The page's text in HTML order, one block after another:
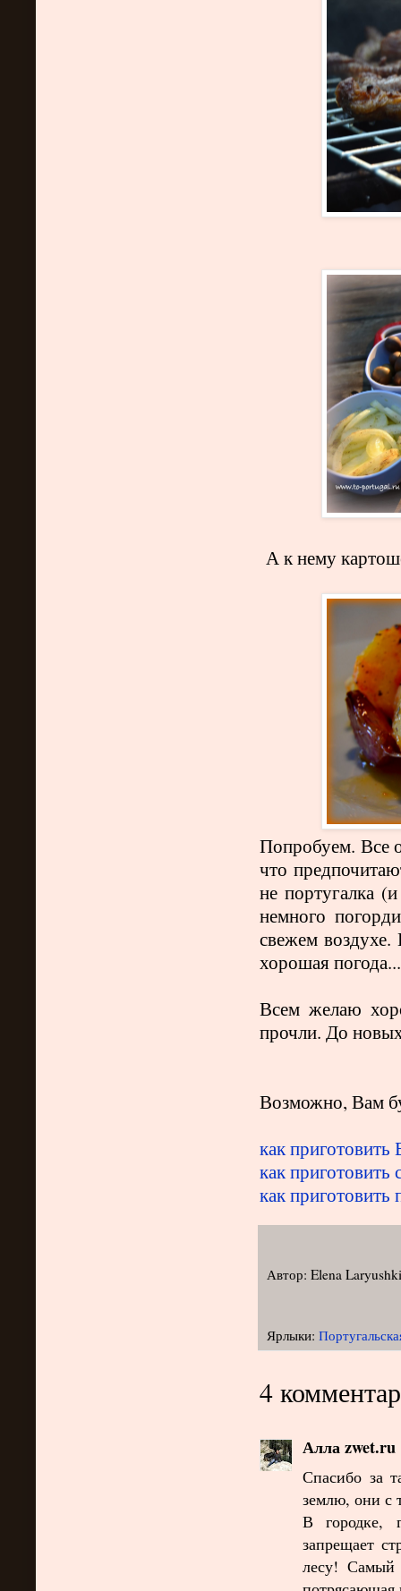
А к нему
Попробуем. Все
что
не португалка
немного
свежем воздухе.
хорошая
Всем желаю
прочли. До
Возможно, Вам
как приготовить
как приготовить
как приготовить
Автор: Elena
Ярлыки:
4
Алла zwet.ru
Спасибо за
землю, они с
В городке,
запрещает
лесу! Самый